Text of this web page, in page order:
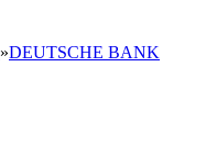
»DEUTSCHE BANK